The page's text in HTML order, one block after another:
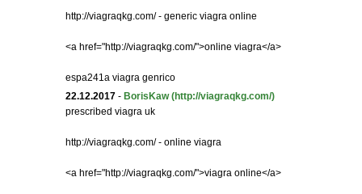
http://viagraqkg.com/ - generic viagra online
<a href="http://viagraqkg.com/">online viagra</a>
espa241a viagra genrico
22.12.2017 - BorisKaw (http://viagraqkg.com/)
prescribed viagra uk
http://viagraqkg.com/ - online viagra
<a href="http://viagraqkg.com/">viagra online</a>